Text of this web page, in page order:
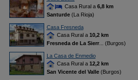
Casa Rural a 6,8 km
Santurde(La Rioja)
Casa Fresneda
Casa Rural a 10,2 km
Fresneda de La Sierr... (Burgos)
La Casa de Enmedio
Casa Rural a 12,2 km
San Vicente del Valle(Burgos)